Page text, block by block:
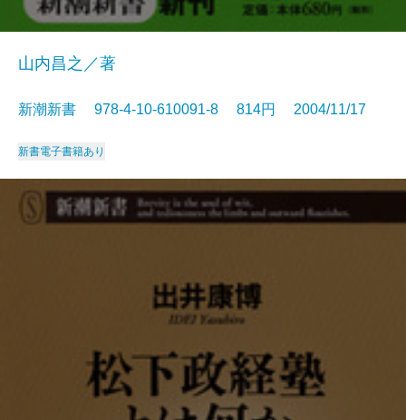
山内昌之／著
新潮新書 978-4-10-610091-8 814円 2004/11/17
新書電子書籍あり